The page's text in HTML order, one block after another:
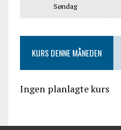
Søndag
KURS DENNE MÅNEDEN
Ingen planlagte kurs